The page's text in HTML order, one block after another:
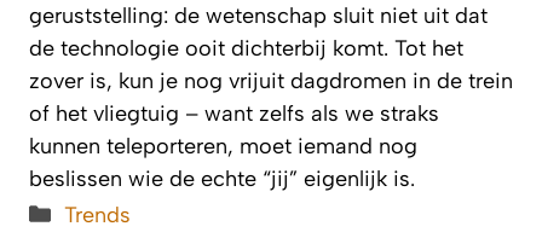
geruststelling: de wetenschap sluit niet uit dat
de technologie ooit dichterbij komt. Tot het
zover is, kun je nog vrijuit dagdromen in de trein
of het vliegtuig – want zelfs als we straks
kunnen teleporteren, moet iemand nog
beslissen wie de echte “jij” eigenlijk is.
Categorieën
Trends